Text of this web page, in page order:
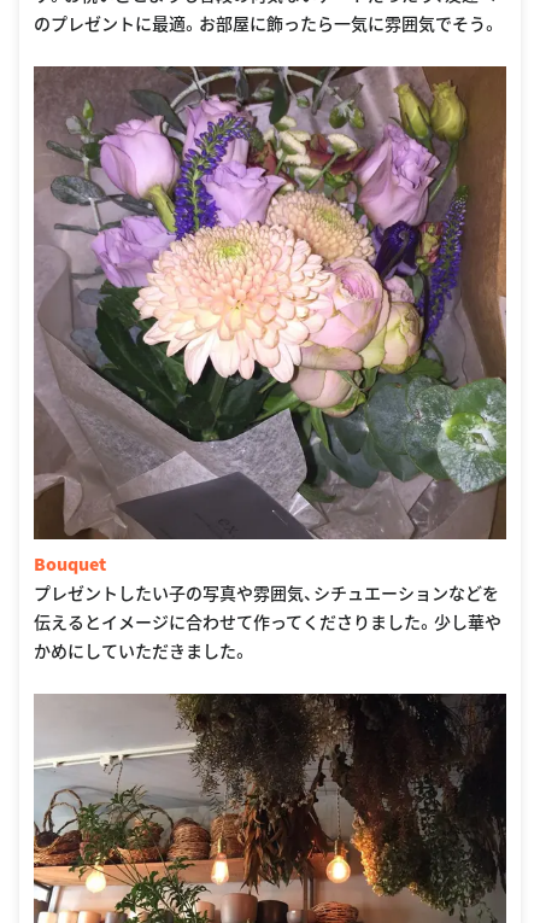
のプレゼントに最適。お部屋に飾ったら一気に雰囲気でそう。
Bouquet
プレゼントしたい子の写真や雰囲気、シチュエーションなどを
伝えるとイメージに合わせて作ってくださりました。少し華や
かめにしていただきました。